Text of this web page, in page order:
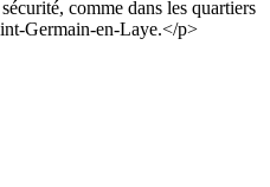
comme dans les quartiers
Germain-en-Laye.</p>